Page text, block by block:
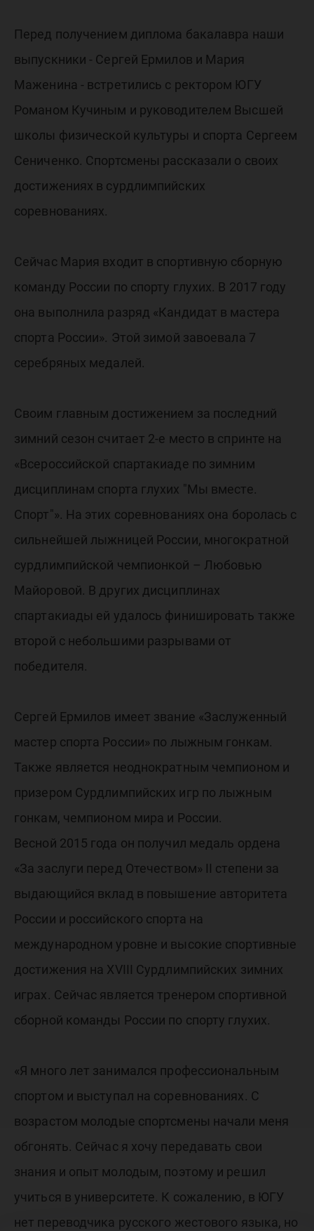
Перед получением диплома бакалавра наши
выпускники - Сергей Ермилов и Мария
Маженина - встретились с ректором ЮГУ
Романом Кучиным и руководителем Высшей
школы физической культуры и спорта Сергеем
Сениченко. Спортсмены рассказали о своих
достижениях в сурдлимпийских
соревнованиях.
Сейчас Мария входит в спортивную сборную
команду России по спорту глухих. В 2017 году
она выполнила разряд «Кандидат в мастера
спорта России». Этой зимой завоевала 7
серебряных медалей.
Своим главным достижением за последний
зимний сезон считает 2-е место в спринте на
«Всероссийской спартакиаде по зимним
дисциплинам спорта глухих "Мы вместе.
Спорт"». На этих соревнованиях она боролась с
сильнейшей лыжницей России, многократной
сурдлимпийской чемпионкой – Любовью
Майоровой. В других дисциплинах
спартакиады ей удалось финишировать также
второй с небольшими разрывами от
победителя.
Сергей Ермилов имеет звание «Заслуженный
мастер спорта России» по лыжным гонкам.
Также является неоднократным чемпионом и
призером Сурдлимпийских игр по лыжным
гонкам, чемпионом мира и России.
Весной 2015 года он получил медаль ордена
«За заслуги перед Отечеством» II степени за
выдающийся вклад в повышение авторитета
России и российского спорта на
международном уровне и высокие спортивные
достижения на XVIII Сурдлимпийских зимних
играх. Сейчас является тренером спортивной
сборной команды России по спорту глухих.
«Я много лет занимался профессиональным
спортом и выступал на соревнованиях. С
возрастом молодые спортсмены начали меня
обгонять. Сейчас я хочу передавать свои
знания и опыт молодым, поэтому и решил
учиться в университете. К сожалению, в ЮГУ
нет переводчика русского жестового языка, но